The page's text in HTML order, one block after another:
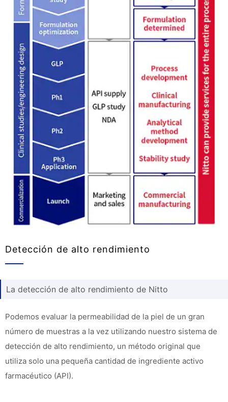
Detección de alto rendimiento
La detección de alto rendimiento de Nitto
Podemos evaluar la permeabilidad de la piel de un gran
número de muestras a la vez utilizando nuestro sistema de
detección de alto rendimiento, un método original que
utiliza solo una pequeña cantidad de ingrediente activo
farmacéutico (API).